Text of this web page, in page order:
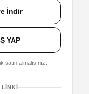
İndir
YAP
almalısınız.
LINKI